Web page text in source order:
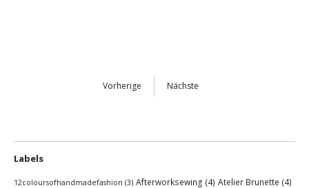
Vorherige Nächste
Labels
12coloursofhandmadefashion (3) Afterworksewing (4) Atelier Brunette (4)